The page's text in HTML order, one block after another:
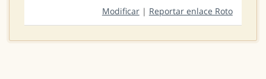
Modificar| Reportar enlace Roto